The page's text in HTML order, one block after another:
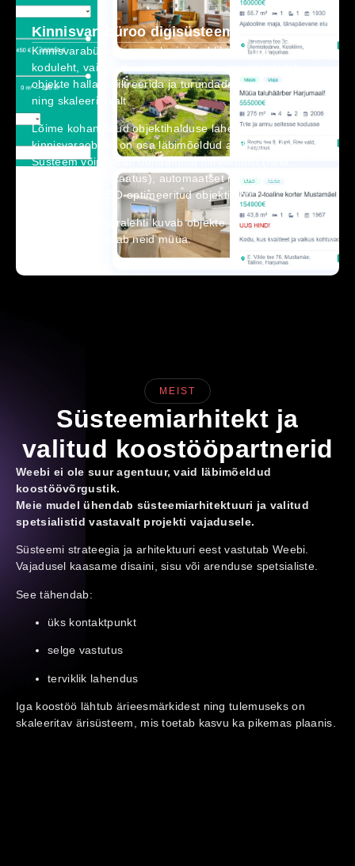
Kinnisvarabüroo digisüsteem
Kinnisvarabüroo eesmärk ei olnud lihtsalt uus
koduleht, vaid toimiv müügisüsteem, mis võimaldab
objekte hallata, filtreerida ja turundada struktureeritult
ning skaleeritavalt.
Lõime kohandatud objektihalduse lahenduse, kus iga
kinnisvaraobjekt on osa läbimõeldud andmemudelist.
Süsteem võimaldab dünaamilist filtreerimist (hind,
asukoht, tüüp, staatus), automaatset müügistaatuste
haldust ning SEO-optimeeritud objektilehti.
Enamik kinnisvaralehti kuvab objekte.
See süsteem aitab neid müüa.
MEIST
Süsteemiarhitekt ja
valitud koostööpartnerid
Weebi ei ole suur agentuur, vaid läbimõeldud
koostöövõrgustik.
Meie mudel ühendab süsteemiarhitektuuri ja valitud
spetsialistid vastavalt projekti vajadusele.
Süsteemi strateegia ja arhitektuuri eest vastutab Weebi.
Vajadusel kaasame disaini, sisu või arenduse spetsialiste.
See tähendab:
üks kontaktpunkt
selge vastutus
terviklik lahendus
Iga koostöö lähtub ärieesmärkidest ning tulemuseks on
skaleeritav ärisüsteem, mis toetab kasvu ka pikemas plaanis.